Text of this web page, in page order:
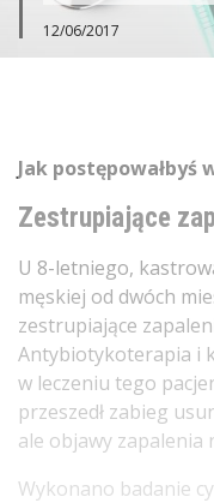
12/06/2017
Jak postępowałbyś
Zestrupiające
U 8-letniego,
męskiej od dwóch
zestrupiające
Antybiotykoterapia i
w leczeniu tego
przeszedł zabieg
ale objawy zapalenia
Wykonano badanie